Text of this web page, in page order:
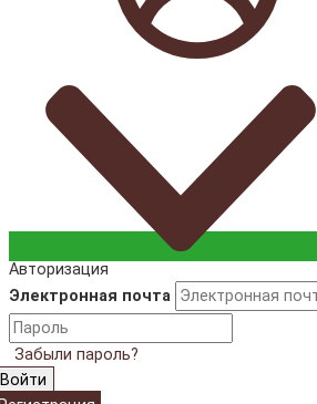
Авторизация
Электронная почта
Забыли пароль?
Войти